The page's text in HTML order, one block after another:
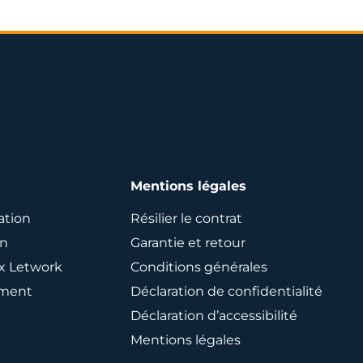
Letwork
Mentions légales
Résilier le contrat
Garantie et retour
Conditions générales
Déclaration de confidentialité
Déclaration d’accessibilité
Mentions légales